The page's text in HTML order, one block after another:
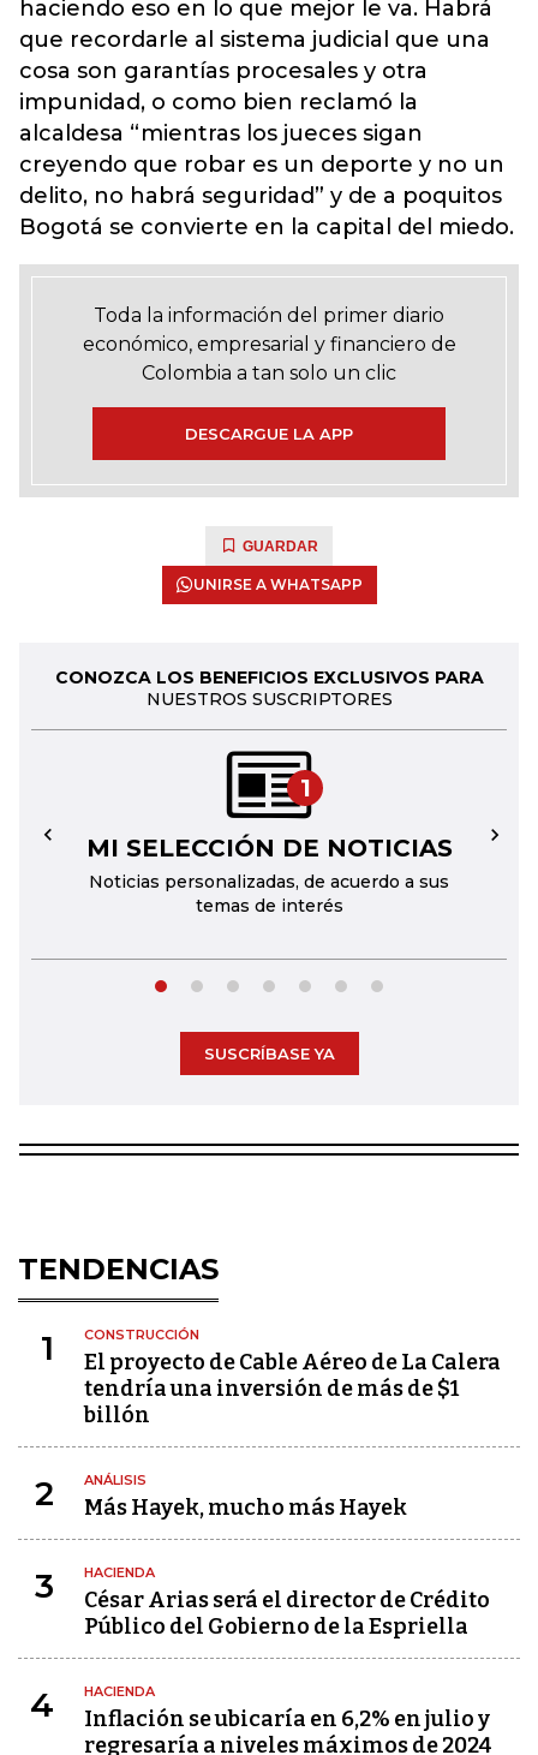
haciendo eso en lo que mejor le va. Habrá
que recordarle al sistema judicial que una
cosa son garantías procesales y otra
impunidad, o como bien reclamó la
alcaldesa “mientras los jueces sigan
creyendo que robar es un deporte y no un
delito, no habrá seguridad” y de a poquitos
Bogotá se convierte en la capital del miedo.
Toda la información del primer diario
económico, empresarial y financiero de
Colombia a tan solo un clic
DESCARGUE LA APP
GUARDAR
UNIRSE A WHATSAPP
CONOZCA LOS BENEFICIOS EXCLUSIVOS PARA
NUESTROS SUSCRIPTORES
1
MI SELECCIÓN DE NOTICIAS
Noticias personalizadas, de acuerdo a sus
temas de interés
← →
SUSCRÍBASE YA
TENDENCIAS
1 CONSTRUCCIÓN
El proyecto de Cable Aéreo de La Calera
tendría una inversión de más de $1
billón
2 ANÁLISIS
Más Hayek, mucho más Hayek
3 HACIENDA
César Arias será el director de Crédito
Público del Gobierno de la Espriella
4 HACIENDA
Inflación se ubicaría en 6,2% en julio y
regresaría a niveles máximos de 2024